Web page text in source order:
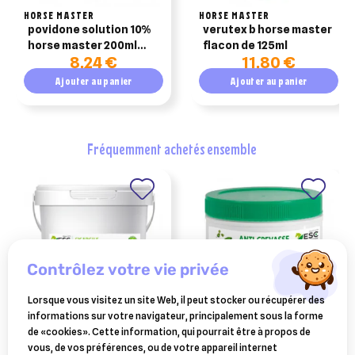
HORSE MASTER
povidone solution 10%
horse master 200ml
soin sur plaie du cheval
8,24 €
Ajouter au panier
HORSE MASTER
verutex b horse master
flacon de 125ml
11,80 €
Ajouter au panier
fréquemment achetés ensemble
ESC LABORATOIRE
esc laboratoire cicargile
ESC LABORATOIRE
esc laboratoire hippoderm
contrôlez votre vie privée
Lorsque vous visitez un site Web, il peut stocker ou récupérer des
informations sur votre navigateur, principalement sous la forme
de «cookies». Cette information, qui pourrait être à propos de
vous, de vos préférences, ou de votre appareil internet